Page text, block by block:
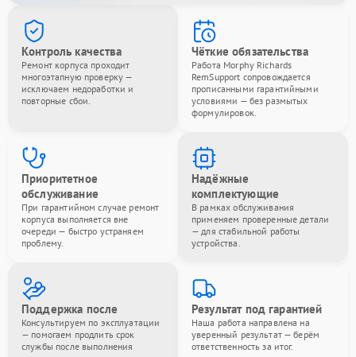
Контроль качества
Ремонт корпуса проходит
многоэтапную проверку —
исключаем недоработки и
повторные сбои.
Чёткие обязательства
Работа Morphy Richards
RemSupport сопровождается
прописанными гарантийными
условиями — без размытых
формулировок.
Приоритетное
обслуживание
При гарантийном случае ремонт
корпуса выполняется вне
очереди — быстро устраняем
проблему.
Надёжные
комплектующие
В рамках обслуживания
применяем проверенные детали
— для стабильной работы
устройства.
Поддержка после
Консультируем по эксплуатации
— помогаем продлить срок
службы после выполнения
Результат под гарантией
Наша работа направлена на
уверенный результат — берём
ответственность за итог.